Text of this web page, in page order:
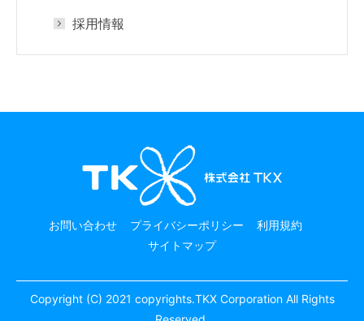
採用情報
お問い合わせ プライバシーポリシー
利用規約
サイトマップ
Copyright (C) 2021 copyrights.TKX Corporation All Rights